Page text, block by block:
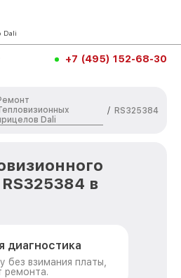
Dali
+7 (495) 152-68-30
Dali
/ RS325384
в
диагностика
взимания платы,
ремонта.